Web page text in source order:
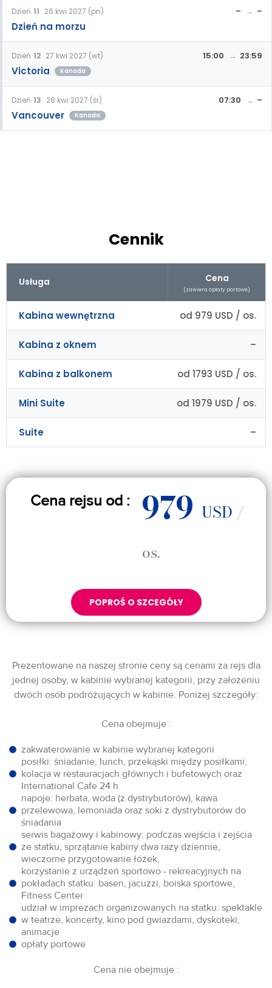
Dzień 11 26 kwi 2027 (pn)
Dzień na morzu
– –
Dzień 12 27 kwi 2027 (wt)
Victoria Kanada
15:00 23:59
Dzień 13 28 kwi 2027 (śr)
Vancouver Kanada
07:30 –
Cennik
Usługa Cena
(zawiera opłaty portowe)
Kabina wewnętrzna od 979 USD / os.
Kabina z oknem –
Kabina z balkonem od 1793 USD / os.
Mini Suite od 1979 USD / os.
Suite –
Cena rejsu od : 979 USD /
os.
POPROŚ O SZCEGÓŁY
Prezentowane na naszej stronie ceny są cenami za rejs dla
jednej osoby, w kabinie wybranej kategorii, przy założeniu
dwóch osób podróżujących w kabinie. Poniżej szczegóły:
Cena obejmuje :
zakwaterowanie w kabinie wybranej kategorii
posiłki: śniadanie, lunch, przekąski między posiłkami,
kolacja w restauracjach głównych i bufetowych oraz
International Cafe 24 h
napoje: herbata, woda (z dystrybutorów), kawa
przelewowa, lemoniada oraz soki z dystrybutorów do
śniadania
serwis bagażowy i kabinowy: podczas wejścia i zejścia
ze statku, sprzątanie kabiny dwa razy dziennie,
wieczorne przygotowanie łóżek,
korzystanie z urządzeń sportowo - rekreacyjnych na
pokładach statku: basen, jacuzzi, boiska sportowe,
Fitness Center
udział w imprezach organizowanych na statku: spektakle
w teatrze, koncerty, kino pod gwiazdami, dyskoteki,
animacje
opłaty portowe
Cena nie obejmuje :